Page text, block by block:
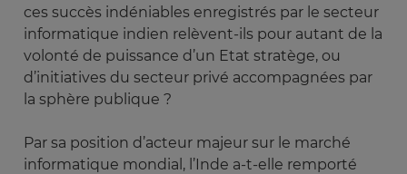
ces succès indéniables enregistrés par le secteur
informatique indien relèvent-ils pour autant de la
volonté de puissance d’un Etat stratège, ou
d’initiatives du secteur privé accompagnées par
la sphère publique ?
Par sa position d’acteur majeur sur le marché
informatique mondial, l’Inde a-t-elle remporté